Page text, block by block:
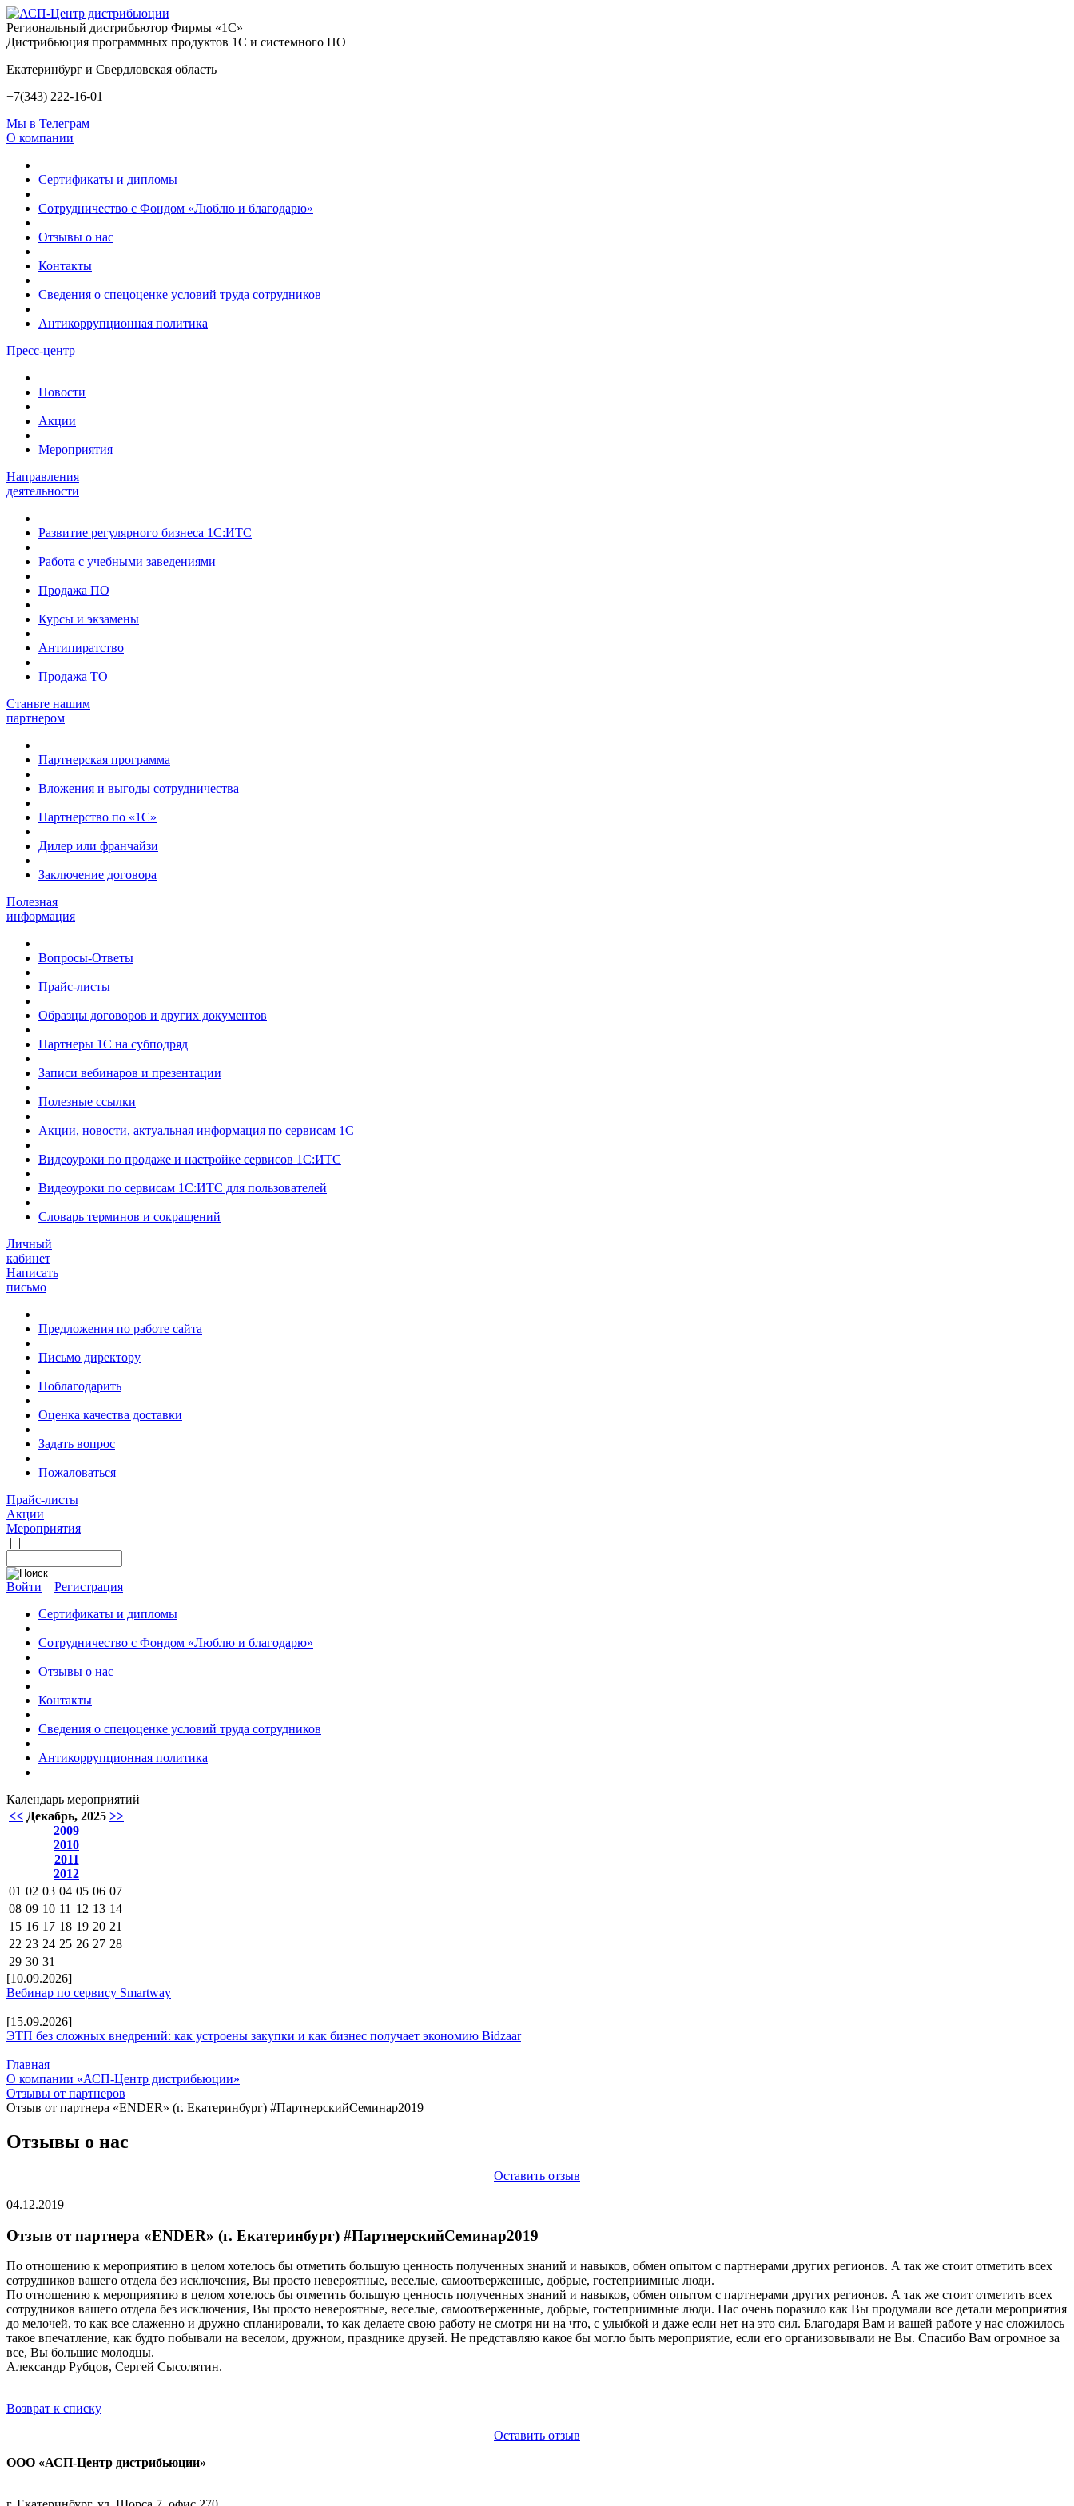
Региональный дистрибьютор Фирмы «1С»
Дистрибьюция программных продуктов 1С и системного ПО
Екатеринбург и Свердловская область
+7(343) 222-16-01
Мы в Телеграм
О компании
Сертификаты и дипломы
Сотрудничество с Фондом «Люблю и благодарю»
Отзывы о нас
Контакты
Сведения о спецоценке условий труда сотрудников
Антикоррупционная политика
Пресс-центр
Новости
Акции
Мероприятия
Направления
деятельности
Развитие регулярного бизнеса 1С:ИТС
Работа с учебными заведениями
Продажа ПО
Курсы и экзамены
Антипиратство
Продажа ТО
Станьте нашим
партнером
Партнерская программа
Вложения и выгоды сотрудничества
Партнерство по «1С»
Дилер или франчайзи
Заключение договора
Полезная
информация
Вопросы-Ответы
Прайс-листы
Образцы договоров и других документов
Партнеры 1С на субподряд
Записи вебинаров и презентации
Полезные ссылки
Акции, новости, актуальная информация по сервисам 1С
Видеоуроки по продаже и настройке сервисов 1С:ИТС
Видеоуроки по сервисам 1С:ИТС для пользователей
Словарь терминов и сокращений
Личный
кабинет
Написать
письмо
Предложения по работе сайта
Письмо директору
Поблагодарить
Оценка качества доставки
Задать вопрос
Пожаловаться
Прайс-листы
Акции
Мероприятия
| |
Войти
Регистрация
Сертификаты и дипломы
Сотрудничество с Фондом «Люблю и благодарю»
Отзывы о нас
Контакты
Сведения о спецоценке условий труда сотрудников
Антикоррупционная политика
Календарь мероприятий
<< Декабрь, 2025 >>
2009
2010
2011
2012
01 02 03 04 05 06 07
08 09 10 11 12 13 14
15 16 17 18 19 20 21
22 23 24 25 26 27 28
29 30 31
[10.09.2026]
Вебинар по сервису Smartway
[15.09.2026]
ЭТП без сложных внедрений: как устроены закупки и как бизнес получает экономию Bidzaar
Главная
О компании «АСП-Центр дистрибьюции»
Отзывы от партнеров
Отзыв от партнера «ENDER» (г. Екатеринбург) #ПартнерскийСеминар2019
Отзывы о нас
Оставить отзыв
04.12.2019
Отзыв от партнера «ENDER» (г. Екатеринбург) #ПартнерскийСеминар2019
По отношению к мероприятию в целом хотелось бы отметить большую ценность полученных знаний и навыков, обмен опытом с партнерами других регионов. А так же стоит отметить всех
сотрудников вашего отдела без исключения, Вы просто невероятные, веселые, самоотверженные, добрые, гостеприимные люди.
По отношению к мероприятию в целом хотелось бы отметить большую ценность полученных знаний и навыков, обмен опытом с партнерами других регионов. А так же стоит отметить всех
сотрудников вашего отдела без исключения, Вы просто невероятные, веселые, самоотверженные, добрые, гостеприимные люди. Нас очень поразило как Вы продумали все детали мероприятия
до мелочей, то как все слаженно и дружно спланировали, то как делаете свою работу не смотря ни на что, с улыбкой и даже если нет на это сил. Благодаря Вам и вашей работе у нас сложилось
такое впечатление, как будто побывали на веселом, дружном, празднике друзей. Не представляю какое бы могло быть мероприятие, если его организовывали не Вы. Спасибо Вам огромное за
все, Вы большие молодцы.
Александр Рубцов, Сергей Сысолятин.
Возврат к списку
Оставить отзыв
ООО «АСП-Центр дистрибьюции»